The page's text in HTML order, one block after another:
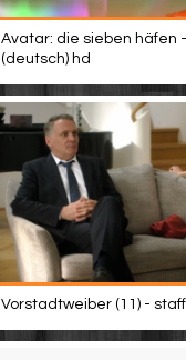
Avatar: die sieben häfen
(deutsch) hd
Vorstadtweiber (11) -